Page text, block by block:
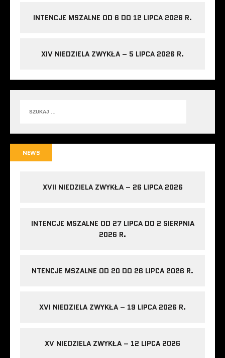
INTENCJE MSZALNE OD 6 DO 12 LIPCA 2026 R.
XIV NIEDZIELA ZWYKŁA – 5 LIPCA 2026 R.
NEWS
XVII NIEDZIELA ZWYKŁA – 26 LIPCA 2026
INTENCJE MSZALNE OD 27 LIPCA DO 2 SIERPNIA
2026 R.
NTENCJE MSZALNE OD 20 DO 26 LIPCA 2026 R.
XVI NIEDZIELA ZWYKŁA – 19 LIPCA 2026 R.
XV NIEDZIELA ZWYKŁA – 12 LIPCA 2026